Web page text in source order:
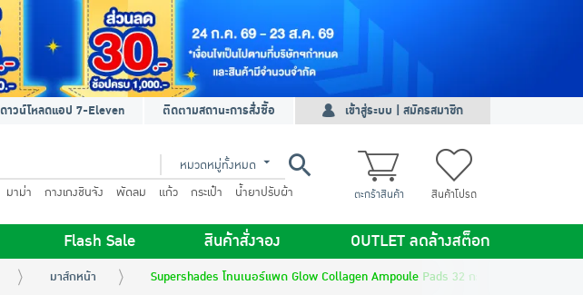
ดาวน์โหลดแอป 7-Eleven ติดตามสถานะการสั่งซื้อ เข้าสู่ระบบ | สมัครสมาชิก
หมวดหมู่ทั้งหมด
มาม่า กางเกงชินจัง พัดลม แก้ว กระเป๋า
น้ำยาปรับผ้า
ตะกร้าสินค้า สินค้าโปรด
Flash Sale สินค้าสั่งจอง OUTLET ลดล้างสต็อก
มาส์กหน้า Supershades โทนเนอร์แพด Glow Collagen Ampoule Pads 32 กรัม (แพ็ก6)